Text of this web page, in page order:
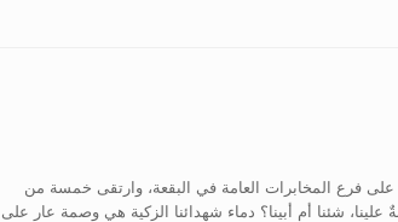
على فرع المخابرات العامة في البقعة، وارتقى خمسة من
شئنا أم أبينا؟ دماء شهدائنا الزكية هي وصمة عار على